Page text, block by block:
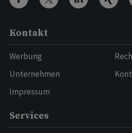
Kontakt
Werbung
Unternehmen
Impressum
Services